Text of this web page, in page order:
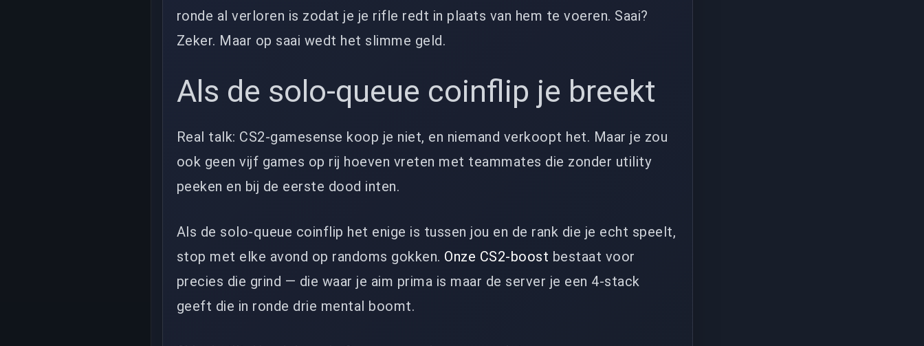
ronde al verloren is zodat je je rifle redt in plaats van hem te voeren. Saai?
Zeker. Maar op saai wedt het slimme geld.
Als de solo-queue coinflip je breekt
Real talk: CS2-gamesense koop je niet, en niemand verkoopt het. Maar je zou
ook geen vijf games op rij hoeven vreten met teammates die zonder utility
peeken en bij de eerste dood inten.
Als de solo-queue coinflip het enige is tussen jou en de rank die je echt speelt,
stop met elke avond op randoms gokken. Onze CS2-boost bestaat voor
precies die grind — die waar je aim prima is maar de server je een 4-stack
geeft die in ronde drie mental boomt.